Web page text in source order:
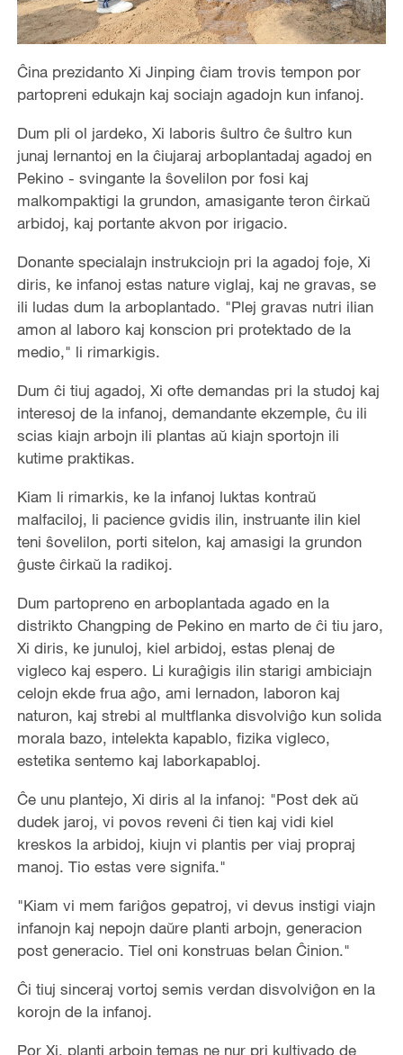
Ĉina prezidanto Xi Jinping ĉiam trovis tempon por
partopreni edukajn kaj sociajn agadojn kun infanoj.
Dum pli ol jardeko, Xi laboris ŝultro ĉe ŝultro kun
junaj lernantoj en la ĉiujaraj arboplantadaj agadoj en
Pekino - svingante la ŝovelilon por fosi kaj
malkompaktigi la grundon, amasigante teron ĉirkaŭ
arbidoj, kaj portante akvon por irigacio.
Donante specialajn instrukciojn pri la agadoj foje, Xi
diris, ke infanoj estas nature viglaj, kaj ne gravas, se
ili ludas dum la arboplantado. "Plej gravas nutri ilian
amon al laboro kaj konscion pri protektado de la
medio," li rimarkigis.
Dum ĉi tiuj agadoj, Xi ofte demandas pri la studoj kaj
interesoj de la infanoj, demandante ekzemple, ĉu ili
scias kiajn arbojn ili plantas aŭ kiajn sportojn ili
kutime praktikas.
Kiam li rimarkis, ke la infanoj luktas kontraŭ
malfaciloj, li pacience gvidis ilin, instruante ilin kiel
teni ŝovelilon, porti sitelon, kaj amasigi la grundon
ĝuste ĉirkaŭ la radikoj.
Dum partopreno en arboplantada agado en la
distrikto Changping de Pekino en marto de ĉi tiu jaro,
Xi diris, ke junuloj, kiel arbidoj, estas plenaj de
vigleco kaj espero. Li kuraĝigis ilin starigi ambiciajn
celojn ekde frua aĝo, ami lernadon, laboron kaj
naturon, kaj strebi al multflanka disvolviĝo kun solida
morala bazo, intelekta kapablo, fizika vigleco,
estetika sentemo kaj laborkapabloj.
Ĉe unu plantejo, Xi diris al la infanoj: "Post dek aŭ
dudek jaroj, vi povos reveni ĉi tien kaj vidi kiel
kreskos la arbidoj, kiujn vi plantis per viaj propraj
manoj. Tio estas vere signifa."
"Kiam vi mem fariĝos gepatroj, vi devus instigi viajn
infanojn kaj nepojn daŭre planti arbojn, generacion
post generacio. Tiel oni konstruas belan Ĉinion."
Ĉi tiuj sinceraj vortoj semis verdan disvolviĝon en la
korojn de la infanoj.
Por Xi, planti arbojn temas ne nur pri kultivado de